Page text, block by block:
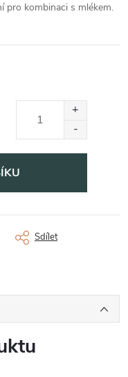
pro kombinaci s mlékem.
Sdílet